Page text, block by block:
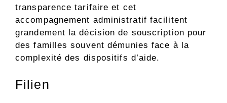
transparence tarifaire et cet
accompagnement administratif facilitent
grandement la décision de souscription pour
des familles souvent démunies face à la
complexité des dispositifs d’aide.
Filien